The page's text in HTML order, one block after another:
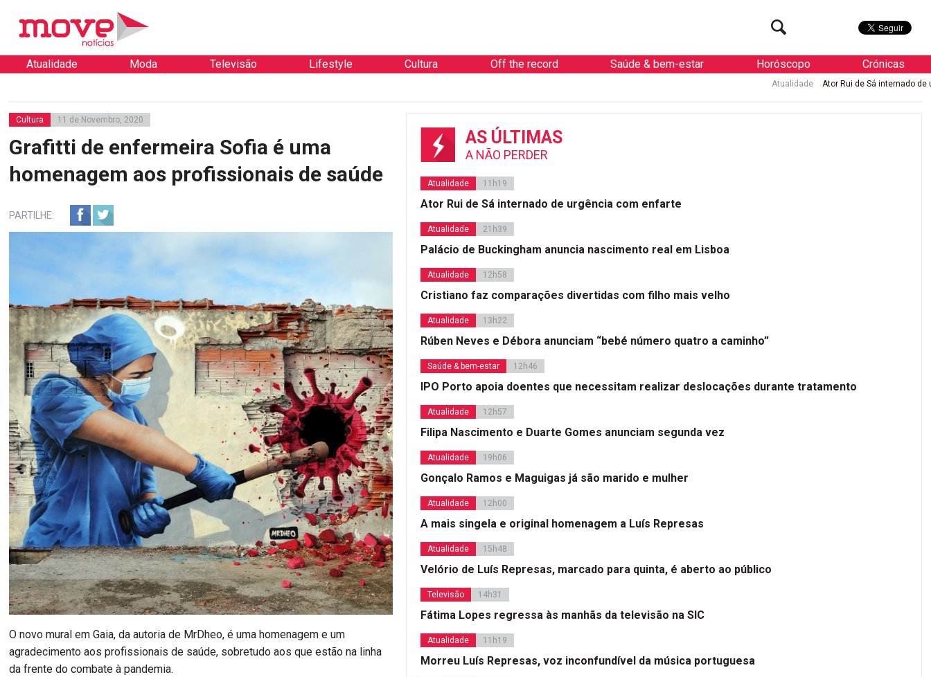
Atualidade Moda Televisão Lifestyle Cultura Off the record Saúde & bem-estar Horóscopo Crónicas
Ator Rui de Sá internado de urgência com
Cultura 11 de Novembro, 2020
Grafitti de enfermeira Sofia é uma
homenagem aos profissionais de saúde
PARTILHE:
O novo mural em Gaia, da autoria de MrDheo, é uma homenagem e um
agradecimento aos profissionais de saúde, sobretudo aos que estão na linha
da frente do combate à pandemia.
AS ÚLTIMAS
A NÃO PERDER
Atualidade 11h19
Ator Rui de Sá internado de urgência com enfarte
Atualidade 21h39
Palácio de Buckingham anuncia nascimento real em Lisboa
Atualidade 12h58
Cristiano faz comparações divertidas com filho mais velho
Atualidade 13h22
Rúben Neves e Débora anunciam “bebé número quatro a caminho”
Saúde & bem-estar 12h46
IPO Porto apoia doentes que necessitam realizar deslocações durante tratamento
Atualidade 12h57
Filipa Nascimento e Duarte Gomes anunciam segunda vez
Atualidade 19h06
Gonçalo Ramos e Maguigas já são marido e mulher
Atualidade 12h00
A mais singela e original homenagem a Luís Represas
Atualidade 15h48
Velório de Luís Represas, marcado para quinta, é aberto ao público
Televisão 14h31
Fátima Lopes regressa às manhãs da televisão na SIC
Atualidade 11h19
Morreu Luís Represas, voz inconfundível da música portuguesa